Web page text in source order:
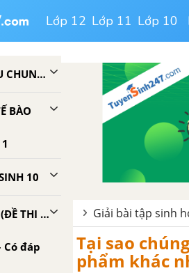
Lớp 12 Lớp 11 Lớp 10
PHẦN MỘT. GIỚI THIỆU CHUNG VỀ THẾ GIỚI SỐNG
BÀO
10
ĐỀ KIỂM TRA HỌC KÌ 1 (ĐỀ THI HỌC KÌ 1) - SINH 10
đáp
Giải bài tập sinh
Tại sao
phẩm khác